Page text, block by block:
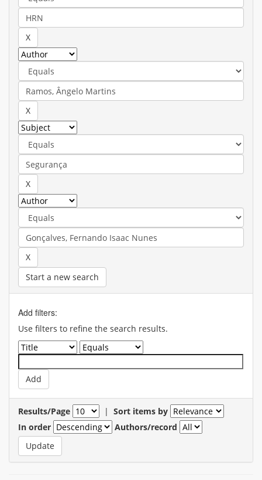
Start a new search
Add filters:
Use filters to refine the search results.
Results/Page | Sort items by
In order
Authors/record